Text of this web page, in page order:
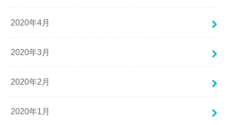
2020年4月
2020年3月
2020年2月
2020年1月